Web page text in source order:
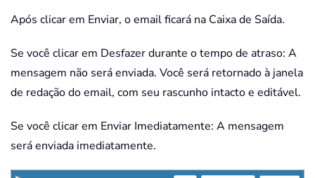
Após clicar em Enviar, o email ficará na Caixa de Saída.
Se você clicar em Desfazer durante o tempo de atraso: A
mensagem não será enviada. Você será retornado à janela
de redação do email, com seu rascunho intacto e editável.
Se você clicar em Enviar Imediatamente: A mensagem
será enviada imediatamente.